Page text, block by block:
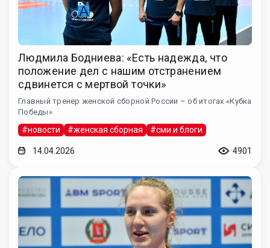
Людмила Бодниева: «Есть надежда, что
положение дел с нашим отстранением
сдвинется с мертвой точки»
Главный тренер женской сборной России – об итогах «Кубка
Победы»
#новости #женская сборная #сми и блоги
14.04.2026 4901